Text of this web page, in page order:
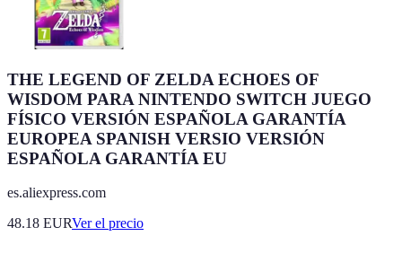
THE LEGEND OF ZELDA ECHOES OF
WISDOM PARA NINTENDO SWITCH JUEGO
FÍSICO VERSIÓN ESPAÑOLA GARANTÍA
EUROPEA SPANISH VERSIO VERSIÓN
ESPAÑOLA GARANTÍA EU
es.aliexpress.com
48.18 EURVer el precio